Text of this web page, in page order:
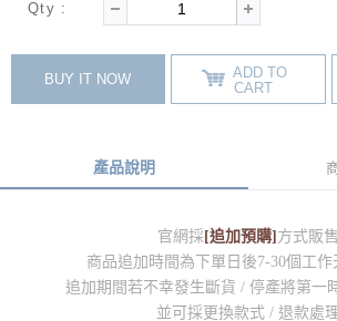
Qty :
BUY IT NOW
ADD TO
CART
產品說明
官網採[追加預購]方式販售
商品追加時間為下單日後7-30個工作
追加期間若不幸發生斷貨 / 停產將第一
並可採更換款式 / 退款處